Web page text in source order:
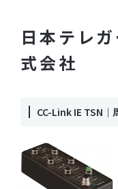
日本テレ
式会社
CC-Link IE TSN｜